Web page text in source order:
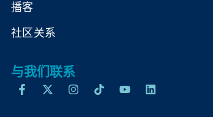
播客
社区关系
与我们联系